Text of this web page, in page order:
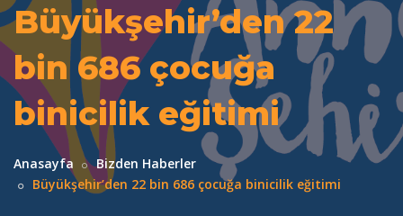
Büyükşehir’den 22
bin 686 çocuğa
binicilik eğitimi
Anasayfa
Bizden Haberler
Büyükşehir’den 22 bin 686 çocuğa binicilik eğitimi